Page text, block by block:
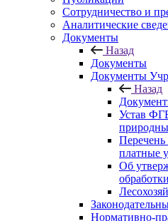
Сотрудничество и
Аналитические
Документы
Назад
Документы
Документы
Назад
Устав
платные
Об
Нормативно-